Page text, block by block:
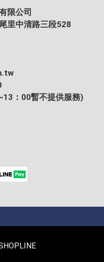
限公司
里中清路三段528
：00暫不提供服務)